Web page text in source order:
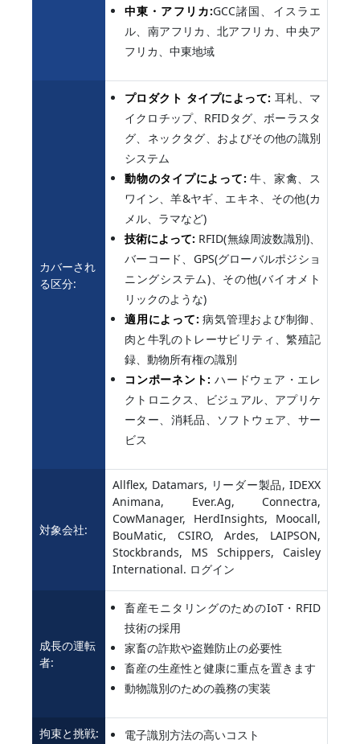
中東・アフリカ:GCC諸国、イスラエ
ル、南アフリカ、北アフリカ、中央ア
フリカ、中東地域
カバーされ
る区分:
プロダクト タイプによって: 耳札、マ
イクロチップ、RFIDタグ、ボーラスタ
グ、ネックタグ、およびその他の識別
システム
動物のタイプによって:牛、家禽、ス
ワイン、羊&ヤギ、エキネ、その他(カ
メル、ラマなど)
技術によって: RFID(無線周波数識別)、
バーコード、GPS(グローバルポジショ
ニングシステム)、その他(バイオメト
リックのような)
適用によって:病気管理および制御、
肉と牛乳のトレーサビリティ、繁殖記
録、動物所有権の識別
コンポーネント: ハードウェア・エレ
クトロニクス、ビジュアル、アプリケ
ーター、消耗品、ソフトウェア、サー
ビス
対象会社:
Allflex, Datamars, リーダー製品, IDEXX
Animana, Ever.Ag, Connectra,
CowManager, HerdInsights, Moocall,
BouMatic, CSIRO, Ardes, LAIPSON,
Stockbrands, MS Schippers, Caisley
International. ログイン
成長の運転
者:
畜産モニタリングのためのIoT・RFID
技術の採用
家畜の詐欺や盗難防止の必要性
畜産の生産性と健康に重点を置きます
動物識別のための義務の実装
拘束と挑戦:
電子識別方法の高いコスト